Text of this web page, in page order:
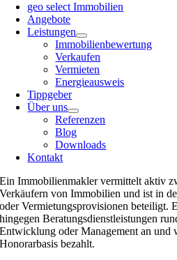
geo select Immobilien
Angebote
Leistungen
Immobilienbewertung
Verkaufen
Vermieten
Energieausweis
Tippgeber
Über uns
Referenzen
Blog
Downloads
Kontakt
Ein Immobilienmakler vermittelt aktiv
Verkäufern von Immobilien und ist in
oder Vermietungsprovisionen beteiligt.
hingegen Beratungsdienstleistungen
Entwicklung oder Management an und
Honorarbasis bezahlt.